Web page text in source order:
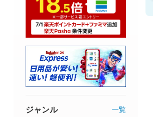
ジャンル 一覧